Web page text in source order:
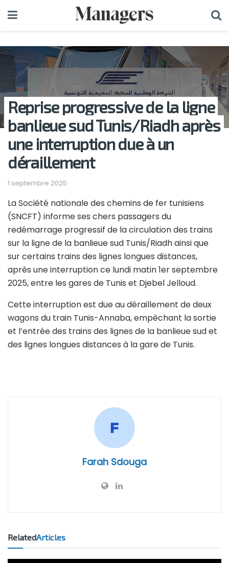
Reprise progressive de la ligne
banlieue sud Tunis/Riadh après
une interruption due à un
déraillement
1 septembre 2025
La Société nationale des chemins de fer tunisiens
(SNCFT) informe ses chers passagers du
redémarrage progressif de la circulation des trains
sur la ligne de la banlieue sud Tunis/Riadh ainsi que
sur certains trains des lignes longues distances,
après une interruption ce lundi matin 1er septembre
2025, entre les gares de Tunis et Djebel Jelloud.
Cette interruption est due au déraillement de deux
wagons du train Tunis-Annaba, empêchant la sortie
et l’entrée des trains des lignes de la banlieue sud et
des lignes longues distances à la gare de Tunis.
Farah Sdouga
RelatedArticles